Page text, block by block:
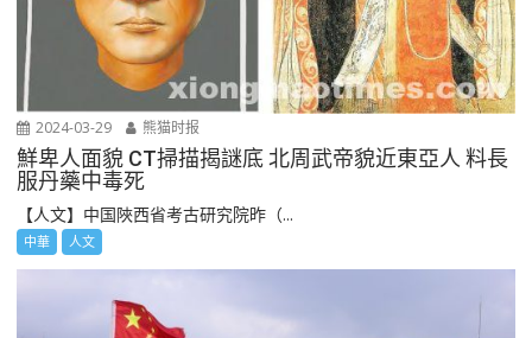
2024-03-29 熊猫时报
鮮卑人面貌 CT掃描揭謎底 北周武帝貌近東亞人 料長
服丹藥中毒死
【人文】中国陜西省考古研究院昨（...
中華 人文